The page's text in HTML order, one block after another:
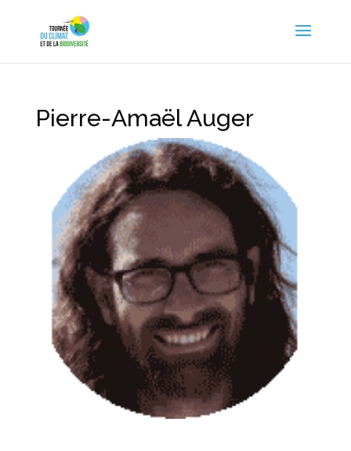
Pierre-Amaël Auger